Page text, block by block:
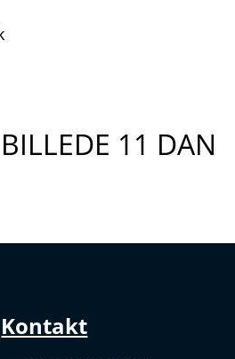
BILLEDE 11 DAN
Kontakt